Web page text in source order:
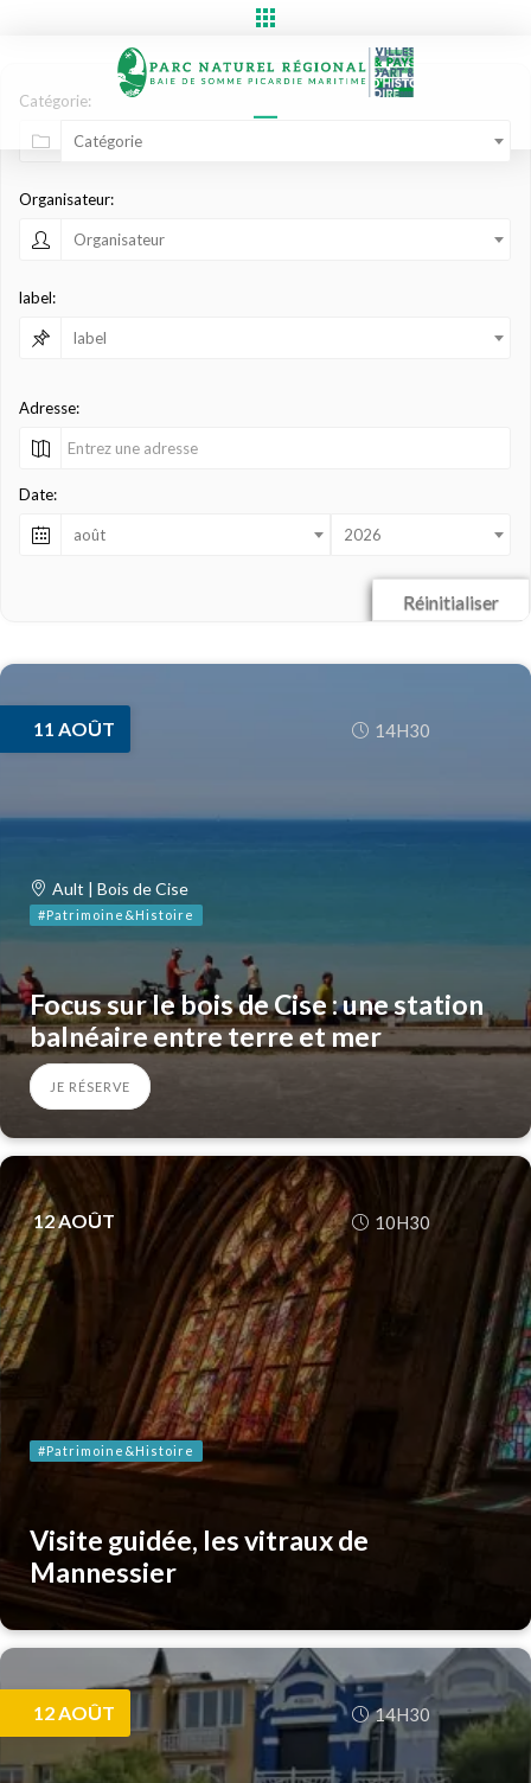
Catégorie:
Catégorie
Organisateur:
Organisateur
label:
label
Adresse:
Date:
août 2026
Réinitialiser
11 AOÛT 14H30
Ault | Bois de Cise
#Patrimoine&Histoire
Focus sur le bois de Cise : une station
balnéaire entre terre et mer
JE RÉSERVE
12AOÛT 10H30
#Patrimoine&Histoire
Visite guidée, les vitraux de
Mannessier
12 AOÛT 14H30